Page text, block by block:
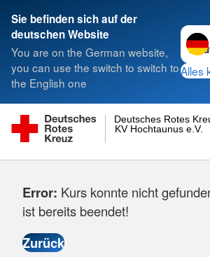
Sie befinden sich auf der
deutschen Website
You are on the German website,
you can use the switch to switch to
the English one
Alles
KV Hochtaunus e.V.
Deutsches Rotes
Error: Kurs konnte nicht
ist bereits beendet!